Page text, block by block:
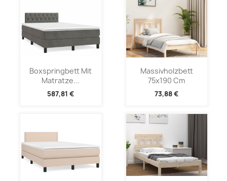
Boxspringbett Mit
Matratze...
587,81 €
Massivholzbett
75x190 Cm
73,88 €